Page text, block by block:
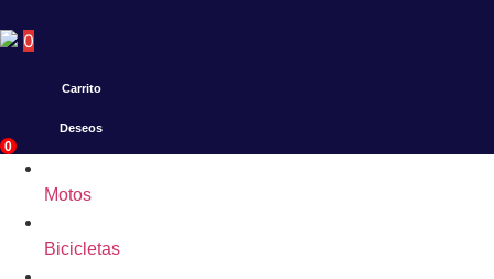
0
Carrito
Deseos
0
Motos
Bicicletas